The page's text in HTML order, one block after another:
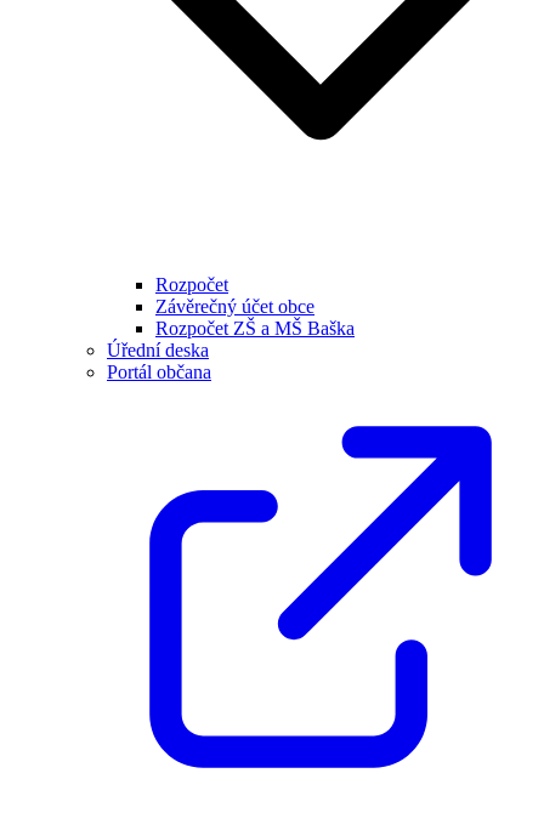
Rozpočet
Závěrečný účet obce
Rozpočet ZŠ a MŠ Baška
Úřední deska
Portál občana